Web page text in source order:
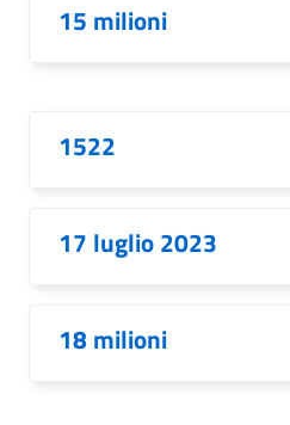
15 milioni
1522
17 luglio 2023
18 milioni